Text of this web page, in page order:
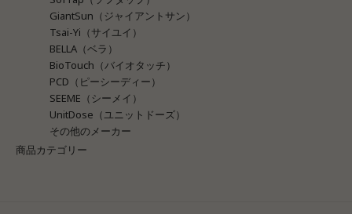
GiantSun（ジャイアントサン）
Tsai-Yi（サイユイ）
BELLA（ベラ）
BioTouch（バイオタッチ）
PCD（ピーシーディー）
SEEME（シーメイ）
UnitDose（ユニットドーズ）
その他のメーカー
商品カテゴリー